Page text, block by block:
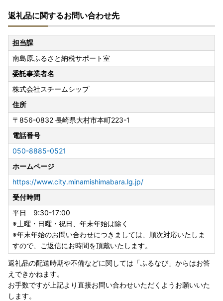
しらせ】
2023年6月1日発送分より転送サービスが有料となります。
ーーーーーーーーーーーーーーーーーーーーーーーーーーー
ーーーーーーーーーーーーーー
2023年6月1日（木）受付分より荷物の送り状に記載された
住所以外にお届け先を変更（転送）する場合
送り状記載のお届け先から変更後のお届け先までの運賃（定
価・着払い）を収受いたします。※ヤマト運輸HPより抜粋
ーーーーーーーーーーーーーーーーーーーーーーーーーーー
ーーーーーーーーーーーーーー
お届け先が変更となる場合は、事前に当市へご連絡をお願い
いたします。
【書類の発送について（年末年始以外）】
※重要※返礼品とは別に、ご入金確認後2週間以内に発送いた
します。
なお、ワンストップ特例申請書は、ご要望の寄附者様のみ同
封いたします。
【ワンストップ特例申請アプリ『IAM＜アイアム＞』のお知
らせ】
スマホのみでワンストップ特例申請を完結できるアプリ『IA
M＜アイアム＞』と『ふるまど』をご利用いただくことで、
スマホやパソコンで複数自治体の管理やワンストップ特例申
請ができるようになりました。
詳細についてはこちらをご確認ください。
返礼品に関するお問い合わせ先
担当課
南島原ふるさと納税サポート室
委託事業者名
株式会社スチームシップ
住所
〒856-0832 長崎県大村市本町223-1
電話番号
050-8885-0521
ホームページ
https://www.city.minamishimabara.lg.jp/
受付時間
平日 9:30-17:00
※土曜・日曜・祝日、年末年始は除く
※年末年始のお問い合わせにつきましては、順次対応いたしま
すので、ご返信にお時間を頂戴いたします。
返礼品の配送時期や不備などに関しては「ふるなび」からはお答
えできかねます。
お手数ですが上記より直接お問い合わせいただくようお願いいた
します。